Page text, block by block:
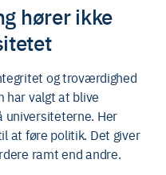
hører ikke
og troværdighed
har valgt at blive
universiteterne. Her
at føre politik. Det giver
ramt end andre.